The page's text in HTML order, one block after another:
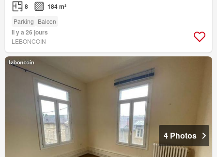
8 184 m²
Parking Balcon
Il y a 26 jours
LEBONCOIN
4 Photos